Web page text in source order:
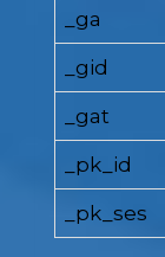
_ga
_gid
_gat
_pk_id
_pk_ses